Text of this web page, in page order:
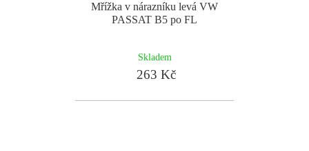
Mřížka v nárazníku levá VW
PASSAT B5 po FL
Skladem
263 Kč